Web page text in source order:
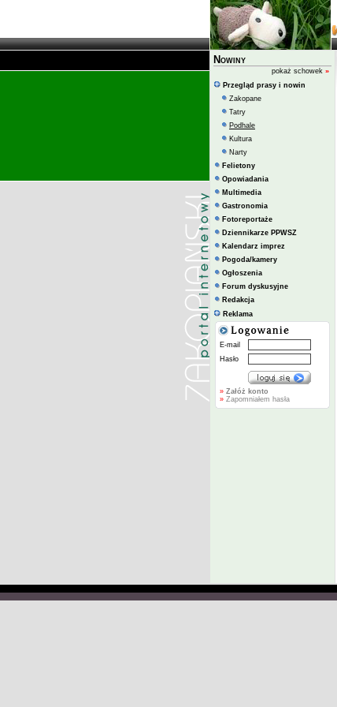
Nowiny
pokaż schowek »
Przegląd prasy i nowin
Zakopane
Tatry
Podhale
Kultura
Narty
Felietony
Opowiadania
Multimedia
Gastronomia
Fotoreportaże
Dziennikarze PPWSZ
Kalendarz imprez
Pogoda/kamery
Ogłoszenia
Forum dyskusyjne
Redakcja
Reklama
E-mail
Hasło
» Załóż konto
» Zapomniałem hasła